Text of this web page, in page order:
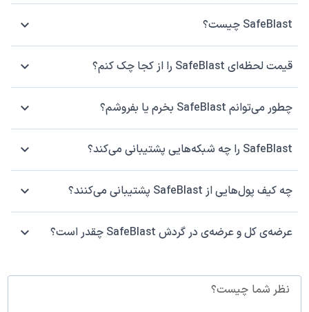
SafeBlast چیست؟
قیمت لحظه‌ای SafeBlast را از کجا چک کنم؟
چطور می‌توانم SafeBlast بخرم یا بفروشم؟
SafeBlast را چه شبکه‌هایی پشتیبانی می‌کند؟
چه کیف پول‌هایی از SafeBlast پشتیبانی می‌کنند؟
عرضه‌ی کل و عرضه‌ی در گردش SafeBlast چقدر است؟
نظر شما چیست؟